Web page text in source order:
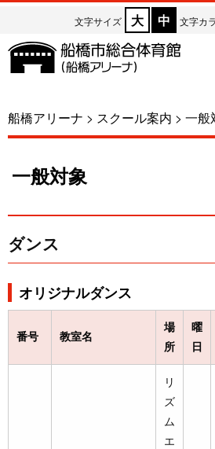
文字サイズ 大 中 文字カ
船橋アリーナ > スクール案内 > 一般
一般対象
ダンス
オリジナルダンス
番号 教室名
場
所
曜
日
リ
ズ
ム
エ